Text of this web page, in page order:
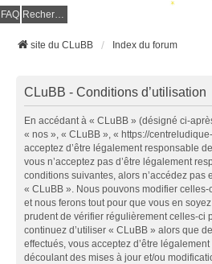
FAQ Rechercher
site du CLuBB Index du forum
CLuBB - Conditions d’utilisation
En accédant à « CLuBB » (désigné ci-
« nos », « CLuBB », « https://
acceptez d’être légalement responsable
vous n’acceptez pas d’être légalement
conditions suivantes, alors n’accédez pas
« CLuBB ». Nous pouvons modifier celles-
et nous ferons tout pour que vous en
prudent de vérifier régulièrement celles-ci
continuez d’utiliser « CLuBB » alors que
effectués, vous acceptez d’être
découlant des mises à jour et/ou